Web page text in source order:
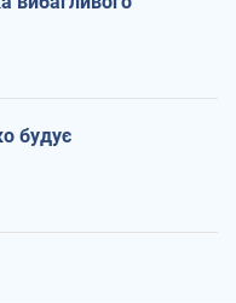
будує